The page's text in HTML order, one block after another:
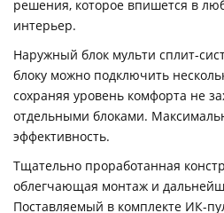
решения, которое впишется в
интерьер.
Наружный блок мульти сплит-
блоку можно подключить
сохраняя уровень комфорта не
отдельными блоками.
эффективность.
Тщательно проработанная
облегчающая монтаж и
Поставляемый в комплекте ИК-